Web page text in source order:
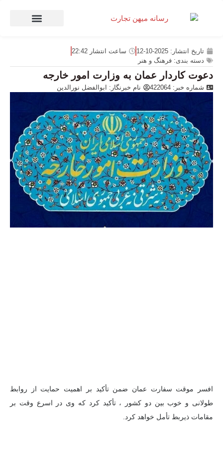
تاریخ انتشار: 2025-10-12 ساعت انتشار 22:42
دسته بندی: فرهنگ و هنر
دعوت کاردار عمان به وزارت امور خارجه
شماره خبر: 422064 نام خبرنگار: ابوالفضل نورالدین
افسر موقت سفارت عمان ضمن تأکید بر اهمیت حمایت از روابط
طولانی و خوب بین دو کشور ، تأکید کرد که وی در اسرع وقت بر
مقامات ذیربط تأمل خواهد کرد.